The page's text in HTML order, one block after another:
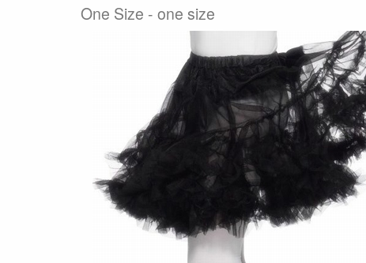
One Size one size